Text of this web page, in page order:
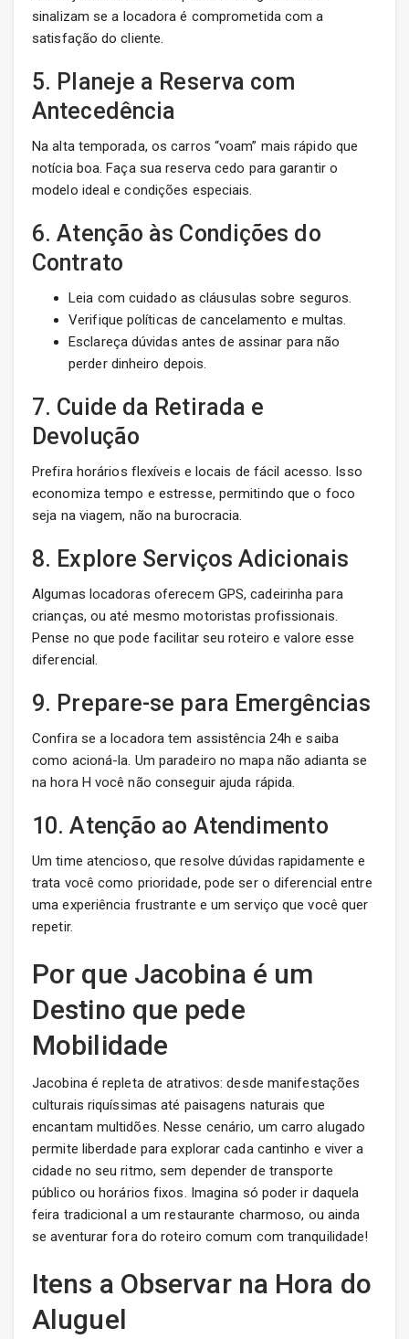
sinalizam se a locadora é comprometida com a
satisfação do cliente.
5. Planeje a Reserva com
Antecedência
Na alta temporada, os carros “voam” mais rápido que
notícia boa. Faça sua reserva cedo para garantir o
modelo ideal e condições especiais.
6. Atenção às Condições do
Contrato
Leia com cuidado as cláusulas sobre seguros.
Verifique políticas de cancelamento e multas.
Esclareça dúvidas antes de assinar para não
perder dinheiro depois.
7. Cuide da Retirada e
Devolução
Prefira horários flexíveis e locais de fácil acesso. Isso
economiza tempo e estresse, permitindo que o foco
seja na viagem, não na burocracia.
8. Explore Serviços Adicionais
Algumas locadoras oferecem GPS, cadeirinha para
crianças, ou até mesmo motoristas profissionais.
Pense no que pode facilitar seu roteiro e valore esse
diferencial.
9. Prepare-se para Emergências
Confira se a locadora tem assistência 24h e saiba
como acioná-la. Um paradeiro no mapa não adianta se
na hora H você não conseguir ajuda rápida.
10. Atenção ao Atendimento
Um time atencioso, que resolve dúvidas rapidamente e
trata você como prioridade, pode ser o diferencial entre
uma experiência frustrante e um serviço que você quer
repetir.
Por que Jacobina é um
Destino que pede
Mobilidade
Jacobina é repleta de atrativos: desde manifestações
culturais riquíssimas até paisagens naturais que
encantam multidões. Nesse cenário, um carro alugado
permite liberdade para explorar cada cantinho e viver a
cidade no seu ritmo, sem depender de transporte
público ou horários fixos. Imagina só poder ir daquela
feira tradicional a um restaurante charmoso, ou ainda
se aventurar fora do roteiro comum com tranquilidade!
Itens a Observar na Hora do
Aluguel